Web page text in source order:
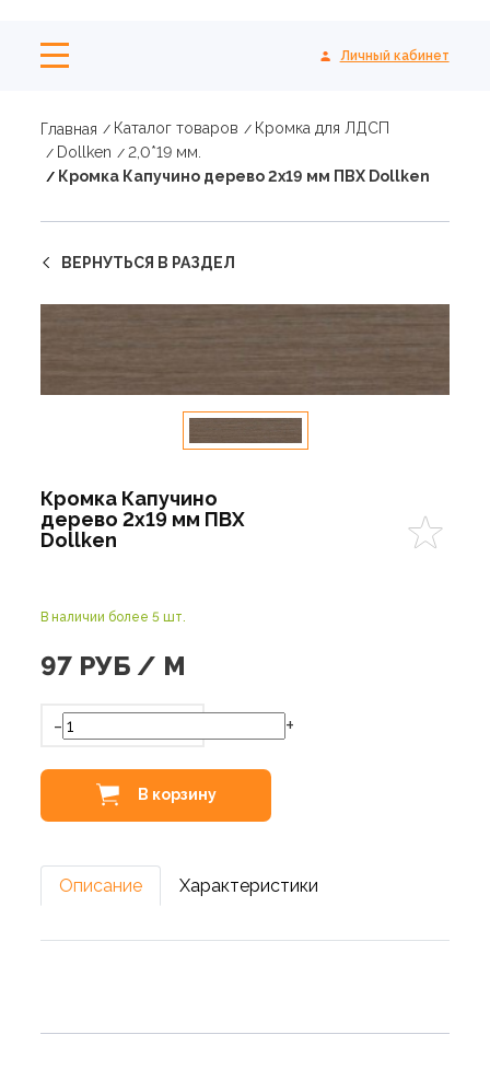
Личный кабинет
Главная Каталог товаров
Кромка для ЛДСП
Dollken
2,0*19 мм.
Кромка Капучино дерево 2х19 мм ПВХ Dollken
ВЕРНУТЬСЯ В РАЗДЕЛ
Кромка Капучино
дерево 2х19 мм ПВХ
Dollken
В наличии более 5 шт.
97 РУБ / М
- +
В корзину
Описание Характеристики